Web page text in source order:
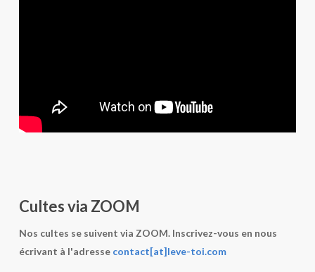
Cultes via ZOOM
Nos cultes se suivent via ZOOM. Inscrivez-vous en nous
écrivant à l'adresse contact[at]leve-toi.com